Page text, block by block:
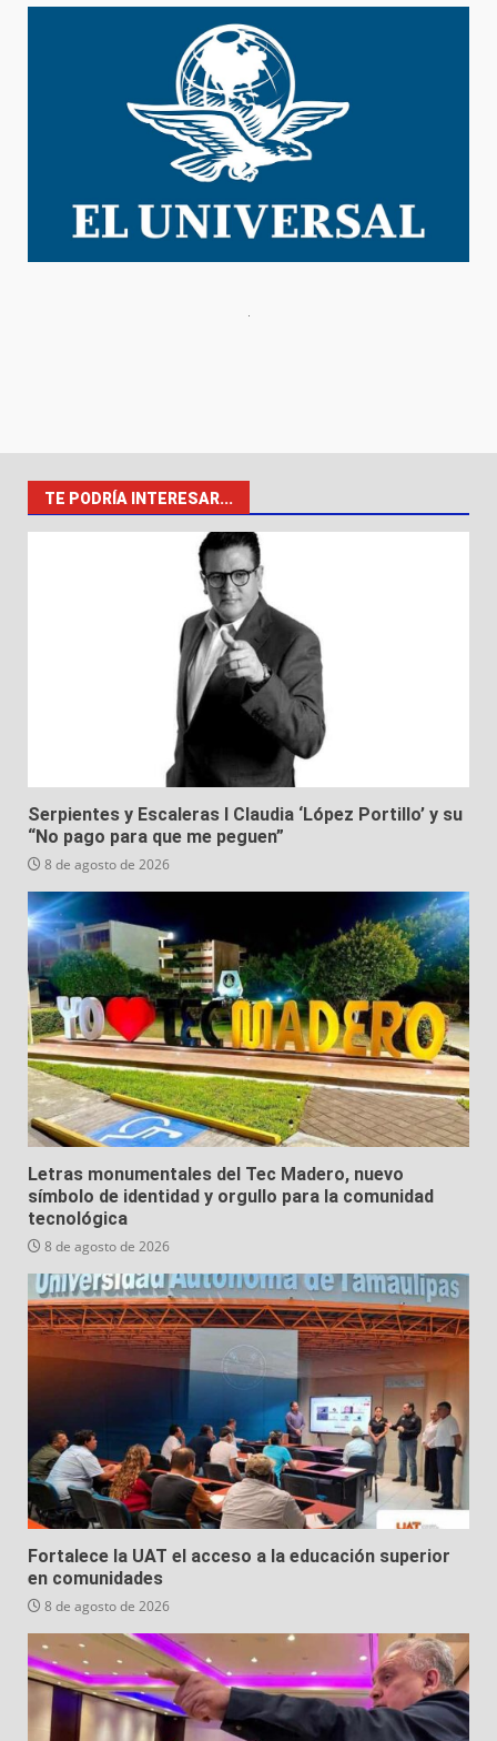
TE PODRÍA INTERESAR...
Serpientes y Escaleras I Claudia ‘López Portillo’ y su
“No pago para que me peguen”
8 de agosto de 2026
Letras monumentales del Tec Madero, nuevo
símbolo de identidad y orgullo para la comunidad
tecnológica
8 de agosto de 2026
Fortalece la UAT el acceso a la educación superior
en comunidades
8 de agosto de 2026